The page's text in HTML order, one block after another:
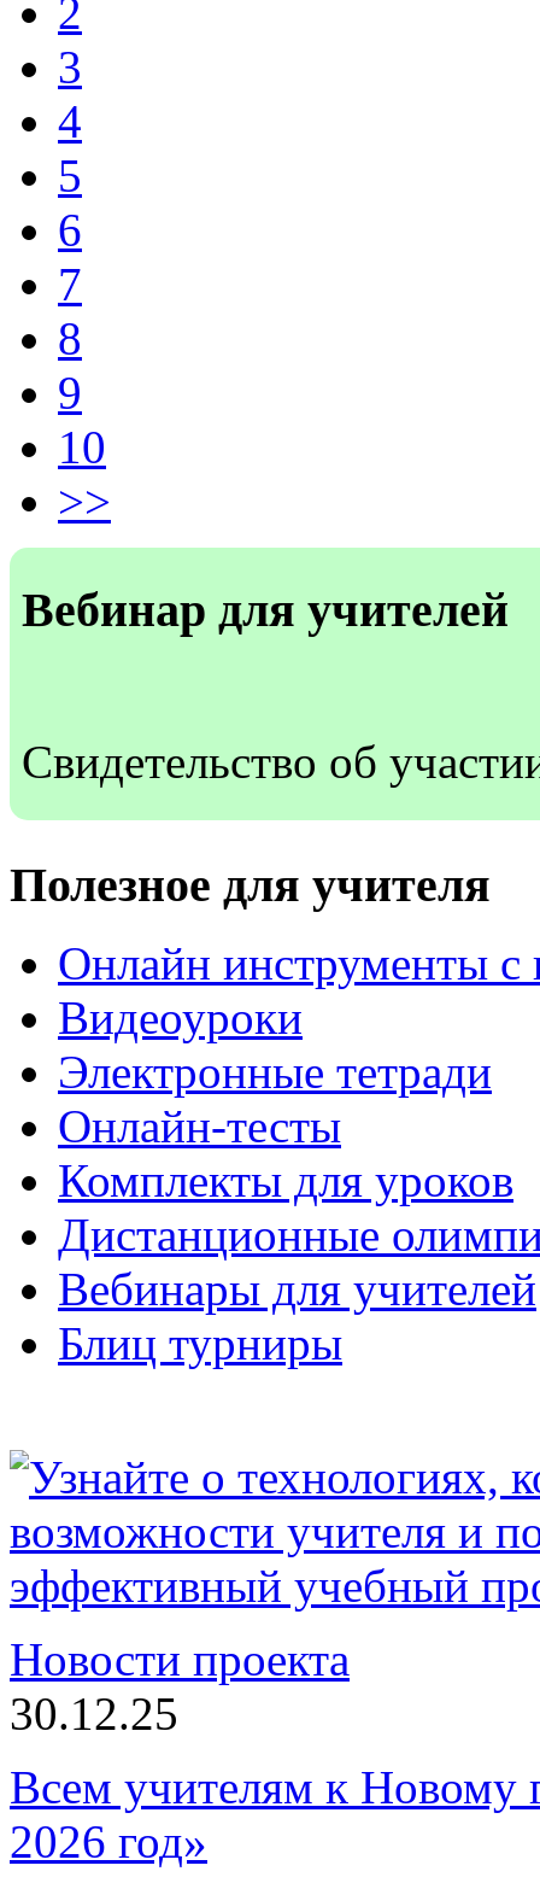
2
3
4
5
6
7
8
9
10
>>
Вебинар для учителей
Свидетельство об
Полезное для учителя
Онлайн инструменты с
Видеоуроки
Электронные тетради
Онлайн-тесты
Комплекты для уроков
Дистанционные
Вебинары для учителей
Блиц турниры
Новости проекта
30.12.25
Всем учителям к Новому
2026 год»